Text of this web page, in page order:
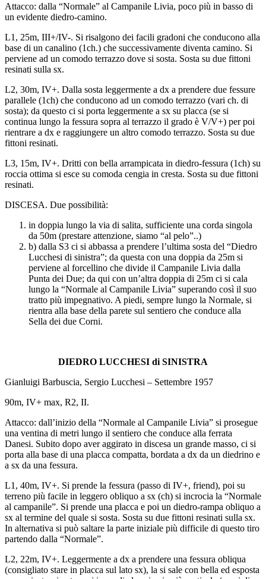
Attacco: dalla “Normale” al Campanile Livia, poco più in basso di
un evidente diedro-camino.
L1, 25m, III+/IV-. Si risalgono dei facili gradoni che conducono alla
base di un canalino (1ch.) che successivamente diventa camino. Si
perviene ad un comodo terrazzo dove si sosta. Sosta su due fittoni
resinati sulla sx.
L2, 30m, IV+. Dalla sosta leggermente a dx a prendere due fessure
parallele (1ch) che conducono ad un comodo terrazzo (vari ch. di
sosta); da questo ci si porta leggermente a sx su placca (se si
continua lungo la fessura sopra al terrazzo il grado è V/V+) per poi
rientrare a dx e raggiungere un altro comodo terrazzo. Sosta su due
fittoni resinati.
L3, 15m, IV+. Dritti con bella arrampicata in diedro-fessura (1ch) su
roccia ottima si esce su comoda cengia in cresta. Sosta su due fittoni
resinati.
DISCESA. Due possibilità:
in doppia lungo la via di salita, sufficiente una corda singola
da 50m (prestare attenzione, siamo “al pelo”..)
b) dalla S3 ci si abbassa a prendere l’ultima sosta del “Diedro
Lucchesi di sinistra”; da questa con una doppia da 25m si
perviene al forcellino che divide il Campanile Livia dalla
Punta dei Due; da qui con un’altra doppia di 25m ci si cala
lungo la “Normale al Campanile Livia” superando così il suo
tratto più impegnativo. A piedi, sempre lungo la Normale, si
rientra alla base della parete sul sentiero che conduce alla
Sella dei due Corni.
DIEDRO LUCCHESI di SINISTRA
Gianluigi Barbuscia, Sergio Lucchesi – Settembre 1957
90m, IV+ max, R2, II.
Attacco: dall’inizio della “Normale al Campanile Livia” si prosegue
una ventina di metri lungo il sentiero che conduce alla ferrata
Danesi. Subito dopo aver aggirato in discesa un grande masso, ci si
porta alla base di una placca compatta, bordata a dx da un diedrino e
a sx da una fessura.
L1, 40m, IV+. Si prende la fessura (passo di IV+, friend), poi su
terreno più facile in leggero obliquo a sx (ch) si incrocia la “Normale
al campanile”. Si prende una placca e poi un diedro-rampa obliquo a
sx al termine del quale si sosta. Sosta su due fittoni resinati sulla sx.
In alternativa si può saltare la parte iniziale più difficile di questo tiro
partendo dalla “Normale”.
L2, 22m, IV+. Leggermente a dx a prendere una fessura obliqua
(consigliato stare in placca sul lato sx), la si sale con bella ed esposta